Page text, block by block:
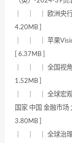
｜ ｜ ｜ 欧洲央
4.20MB ]
｜ ｜ ｜ 苹果
[ 6.37MB ]
｜ ｜ ｜ 全国视角
1.52MB ]
｜ ｜ ｜ 全球宏观
国家 中国 金融市
3.80MB ]
｜ ｜ ｜ 全球治